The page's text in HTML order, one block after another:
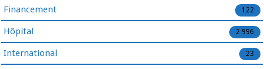
Financement 122
Hôpital 2 996
International 23